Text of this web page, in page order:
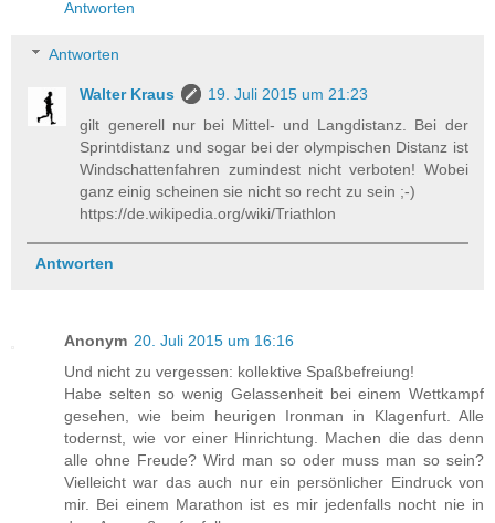
Antworten
Antworten
Walter Kraus
19. Juli 2015 um 21:23
gilt generell nur bei Mittel- und Langdistanz. Bei der
Sprintdistanz und sogar bei der olympischen Distanz ist
Windschattenfahren zumindest nicht verboten! Wobei
ganz einig scheinen sie nicht so recht zu sein ;-)
https://de.wikipedia.org/wiki/Triathlon
Antworten
Anonym 20. Juli 2015 um 16:16
Und nicht zu vergessen: kollektive Spaßbefreiung!
Habe selten so wenig Gelassenheit bei einem Wettkampf
gesehen, wie beim heurigen Ironman in Klagenfurt. Alle
todernst, wie vor einer Hinrichtung. Machen die das denn
alle ohne Freude? Wird man so oder muss man so sein?
Vielleicht war das auch nur ein persönlicher Eindruck von
mir. Bei einem Marathon ist es mir jedenfalls nocht nie in